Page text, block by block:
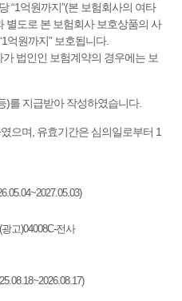
“1억원까지”(본 보험회사의 여타
별도로 본 보험회사 보호상품의 사
억원까지” 보호됩니다.
법인인 보험계약의 경우에는 보
)를 지급받아 작성하였습니다.
으며, 유효기간은 심의일로부터 1
고)04008C-전사